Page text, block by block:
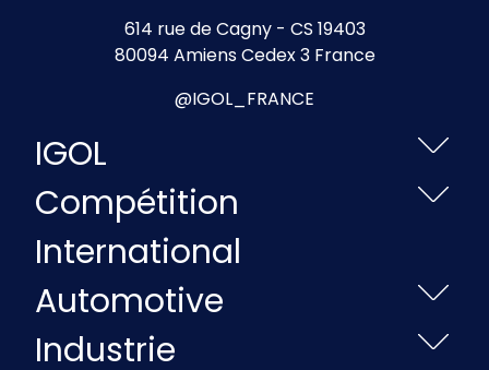
614 rue de Cagny - CS 19403
80094 Amiens Cedex 3 France
@IGOL_FRANCE
IGOL
Compétition
International
Automotive
Industrie